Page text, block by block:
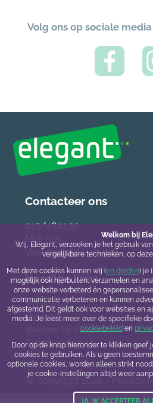
Volg ons op sociale
Contacteer ons
015/48.11.30
Mail ons
Veel gestelde vragen
Handige links
Verhuizen
Over ons
Werken bij Elegant
Tariefkaarten
© copyright 2026 - Privacy
Welkom bij
Wij, Elegant, verzoeken je het gebruik
vergelijkbare technieken, op
Met deze cookies kunnen wij (en derden) je
mogelijk ook hierbuiten, verzamelen en
onze website verbeterd én
communicatie verbeteren en kunnen
afgestemd. Dit geldt ook voor websites en
media. Je leest meer over de specifieke
cookiebeleiden
Door op de knop hieronder te klikken
cookies te gebruiken. Als u geen
optionele cookies, worden alleen strikt
je cookie-instellingen altijd weer
JA, IK ACCEPTEER